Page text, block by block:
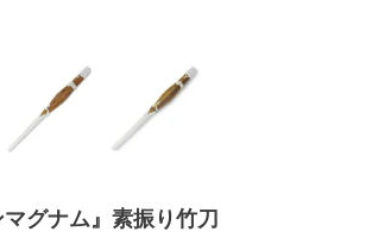
マグナム』素振り竹刀